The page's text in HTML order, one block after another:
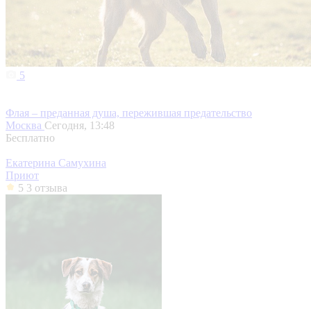
5
Флая – преданная душа, пережившая предательство
Москва Сегодня, 13:48
Бесплатно
Екатерина Самухина
Приют
5 3 отзыва